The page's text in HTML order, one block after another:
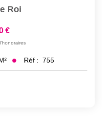
Roi
€
Réf : 755